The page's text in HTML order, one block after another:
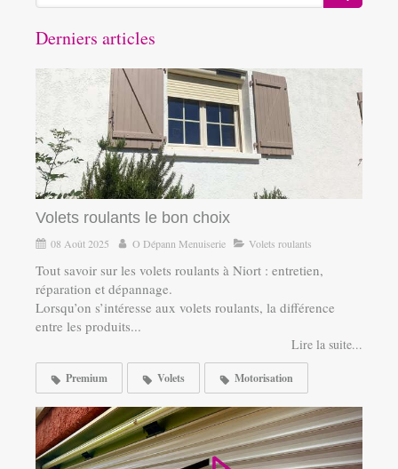
Derniers articles
Volets roulants le bon choix
08 Août 2025 O Dépann Menuiserie Volets roulants
Tout savoir sur les volets roulants à Niort : entretien,
réparation et dépannage.
Lorsqu’on s’intéresse aux volets roulants, la différence
entre les produits...
Lire la suite...
Premium Volets Motorisation